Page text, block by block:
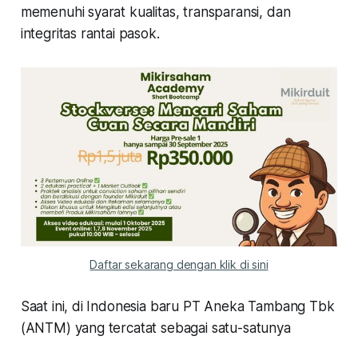
memenuhi syarat kualitas, transparansi, dan
integritas rantai pasok.
Daftar sekarang dengan klik di sini
Saat ini, di Indonesia baru PT Aneka Tambang Tbk
(ANTM) yang tercatat sebagai satu-satunya